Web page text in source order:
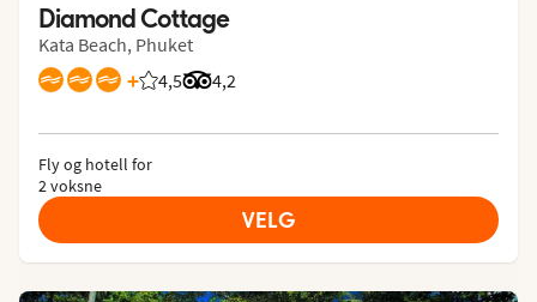
Diamond Cottage
Kata Beach, Phuket
+ 4,5
Vurdering fra Vings gjester: 4.5/5
4,2
Vurdering fra Tripadvisor: 4.2 of 5
Fly og hotell for
2 voksne
VELG